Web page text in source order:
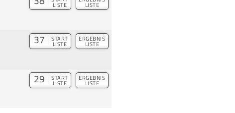
LISTE LISTE
37 START
LISTE
ERGEBNIS
LISTE
29 START
LISTE
ERGEBNIS
LISTE